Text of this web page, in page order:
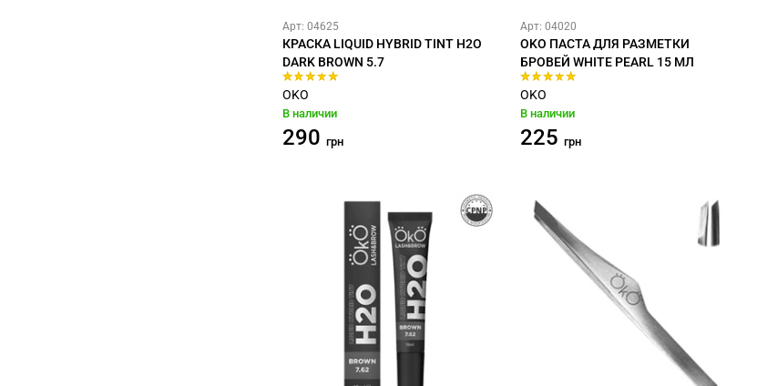
Арт: 04625
КРАСКА LIQUID HYBRID TINT H2O
DARK BROWN 5.7
OKO
В наличии
290 грн
Арт: 04020
OKO ПАСТА ДЛЯ РАЗМЕТКИ
БРОВЕЙ WHITE PEARL 15 МЛ
OKO
В наличии
225 грн